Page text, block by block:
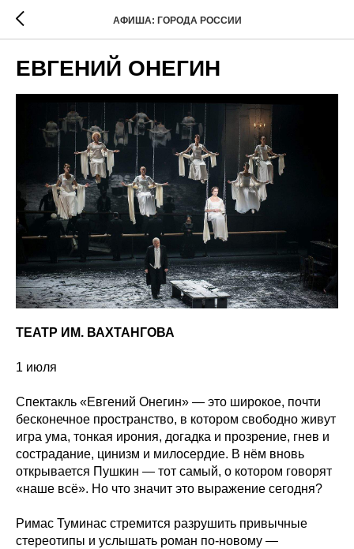
АФИША: ГОРОДА РОССИИ
ЕВГЕНИЙ ОНЕГИН
ТЕАТР ИМ. ВАХТАНГОВА
1 июля
Спектакль «Евгений Онегин» — это широкое, почти
бесконечное пространство, в котором свободно живут
игра ума, тонкая ирония, догадка и прозрение, гнев и
сострадание, цинизм и милосердие. В нём вновь
открывается Пушкин — тот самый, о котором говорят
«наше всё». Но что значит это выражение сегодня?
Римас Туминас стремится разрушить привычные
стереотипы и услышать роман по-новому —